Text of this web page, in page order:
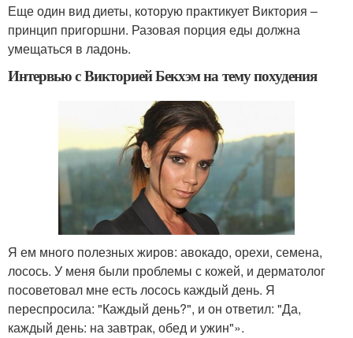
Еще один вид диеты, которую практикует Виктория –
принцип пригоршни. Разовая порция еды должна
умещаться в ладонь.
Интервью с Викторией Бекхэм на тему похудения
Я ем много полезных жиров: авокадо, орехи, семена,
лосось. У меня были проблемы с кожей, и дерматолог
посоветовал мне есть лосось каждый день. Я
переспросила: "Каждый день?", и он ответил: "Да,
каждый день: на завтрак, обед и ужин"».